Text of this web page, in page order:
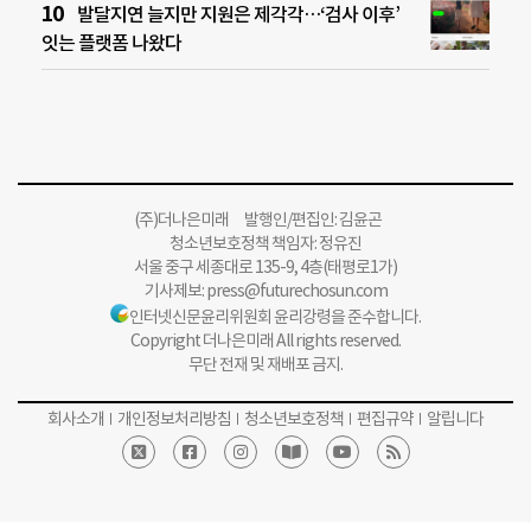
발달지연 늘지만 지원은 제각각…‘검사 이후’
잇는 플랫폼 나왔다
(주)더나은미래 발행인/편집인: 김윤곤
청소년보호정책 책임자: 정유진
서울 중구 세종대로 135-9, 4층(태평로1가)
기사제보:press@futurechosun.com
인터넷신문윤리위원회 윤리강령을 준수합니다.
Copyright 더나은미래 All rights reserved.
무단 전재 및 재배포 금지.
회사소개 개인정보처리방침 청소년보호정책 편집규약 알립니다